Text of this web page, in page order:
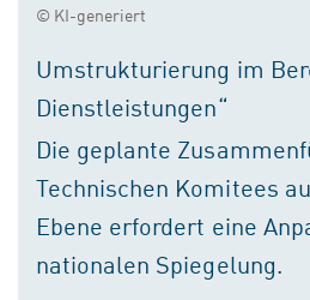
© KI-generiert
Umstrukturierung im
Dienstleistungen“
Die geplante
Technischen Komitees
Ebene erfordert eine
nationalen Spiegelung.